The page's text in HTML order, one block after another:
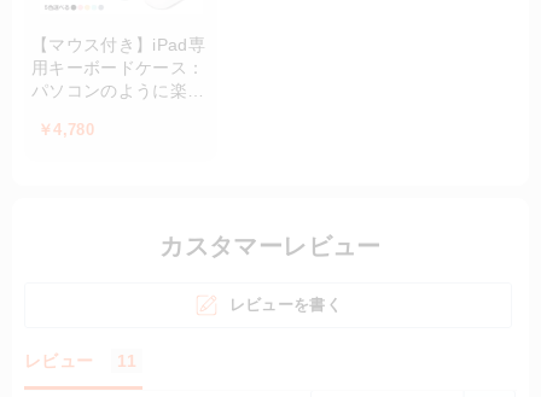
【マウス付き】iPad専
用キーボードケース：
パソコンのように楽々
￥4,780
カスタマーレビュー
レビューを書く
レビュー 11